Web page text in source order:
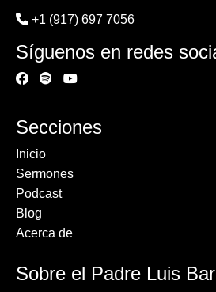
+1 (917) 697 7056
Síguenos en redes
Secciones
Inicio
Sermones
Podcast
Blog
Acerca de
Sobre el Padre Luis